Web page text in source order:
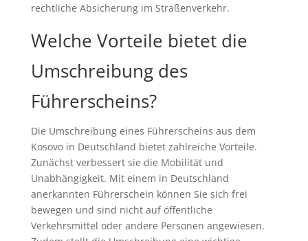
rechtliche Absicherung im Straßenverkehr.
Welche Vorteile bietet die
Umschreibung des
Führerscheins?
Die Umschreibung eines Führerscheins aus dem
Kosovo in Deutschland bietet zahlreiche Vorteile.
Zunächst verbessert sie die Mobilität und
Unabhängigkeit. Mit einem in Deutschland
anerkannten Führerschein können Sie sich frei
bewegen und sind nicht auf öffentliche
Verkehrsmittel oder andere Personen angewiesen.